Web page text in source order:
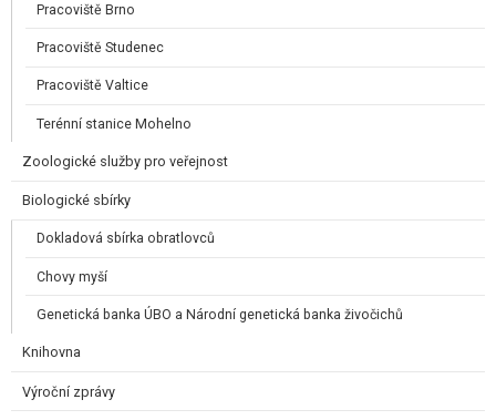
Pracoviště Brno
Pracoviště Studenec
Pracoviště Valtice
Terénní stanice Mohelno
Zoologické služby pro veřejnost
Biologické sbírky
Dokladová sbírka obratlovců
Chovy myší
Genetická banka ÚBO a Národní genetická banka živočichů
Knihovna
Výroční zprávy